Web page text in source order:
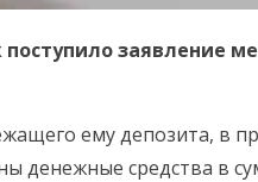
заявление
ему депозита, в
денежные средства в